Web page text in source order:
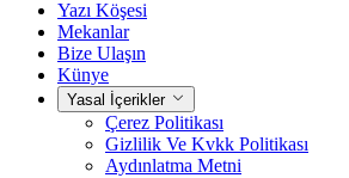
Yazı Köşesi
Mekanlar
Bize Ulaşın
Künye
Yasal İçerikler
Çerez Politikası
Gizlilik Ve Kvkk Politikası
Aydınlatma Metni